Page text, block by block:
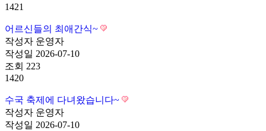
1421
어르신들의 최애간식~
작성자 운영자
작성일 2026-07-10
조회 223
1420
수국 축제에 다녀왔습니다~
작성자 운영자
작성일 2026-07-10